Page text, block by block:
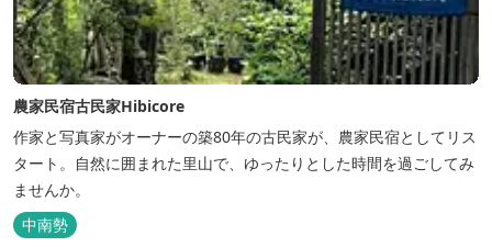
農家民宿古民家Hibicore
作家と写真家がオーナーの築80年の古民家が、農家民宿としてリス
タート。自然に囲まれた里山で、ゆったりとした時間を過ごしてみ
ませんか。
中南勢